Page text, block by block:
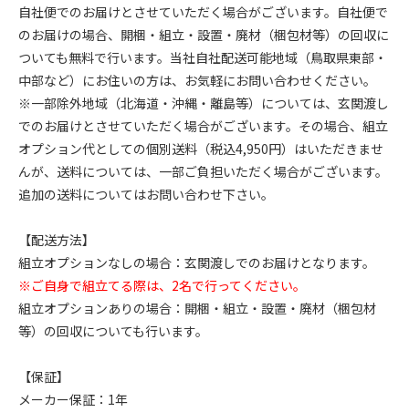
自社便でのお届けとさせていただく場合がございます。自社便で
のお届けの場合、開梱・組立・設置・廃材（梱包材等）の回収に
ついても無料で行います。当社自社配送可能地域（鳥取県東部・
中部など）にお住いの方は、お気軽にお問い合わせください。
※一部除外地域（北海道・沖縄・離島等）については、玄関渡し
でのお届けとさせていただく場合がございます。その場合、組立
オプション代としての個別送料（税込4,950円）はいただきませ
んが、送料については、一部ご負担いただく場合がございます。
追加の送料についてはお問い合わせ下さい。
【配送方法】
組立オプションなしの場合：玄関渡しでのお届けとなります。
※ご自身で組立てる際は、2名で行ってください。
組立オプションありの場合：開梱・組立・設置・廃材（梱包材
等）の回収についても行います。
【保証】
メーカー保証：1年